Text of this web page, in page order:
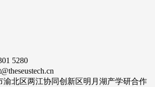
5280
渝北区两江协同创新区明月湖产学研合作